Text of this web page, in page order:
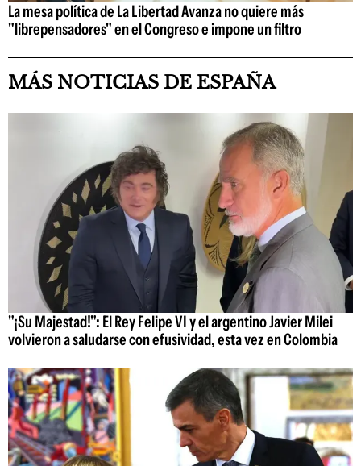
La mesa política de La Libertad Avanza no quiere más
"librepensadores" en el Congreso e impone un filtro
MÁS NOTICIAS DE ESPAÑA
"¡Su Majestad!": El Rey Felipe VI y el argentino Javier Milei
volvieron a saludarse con efusividad, esta vez en Colombia